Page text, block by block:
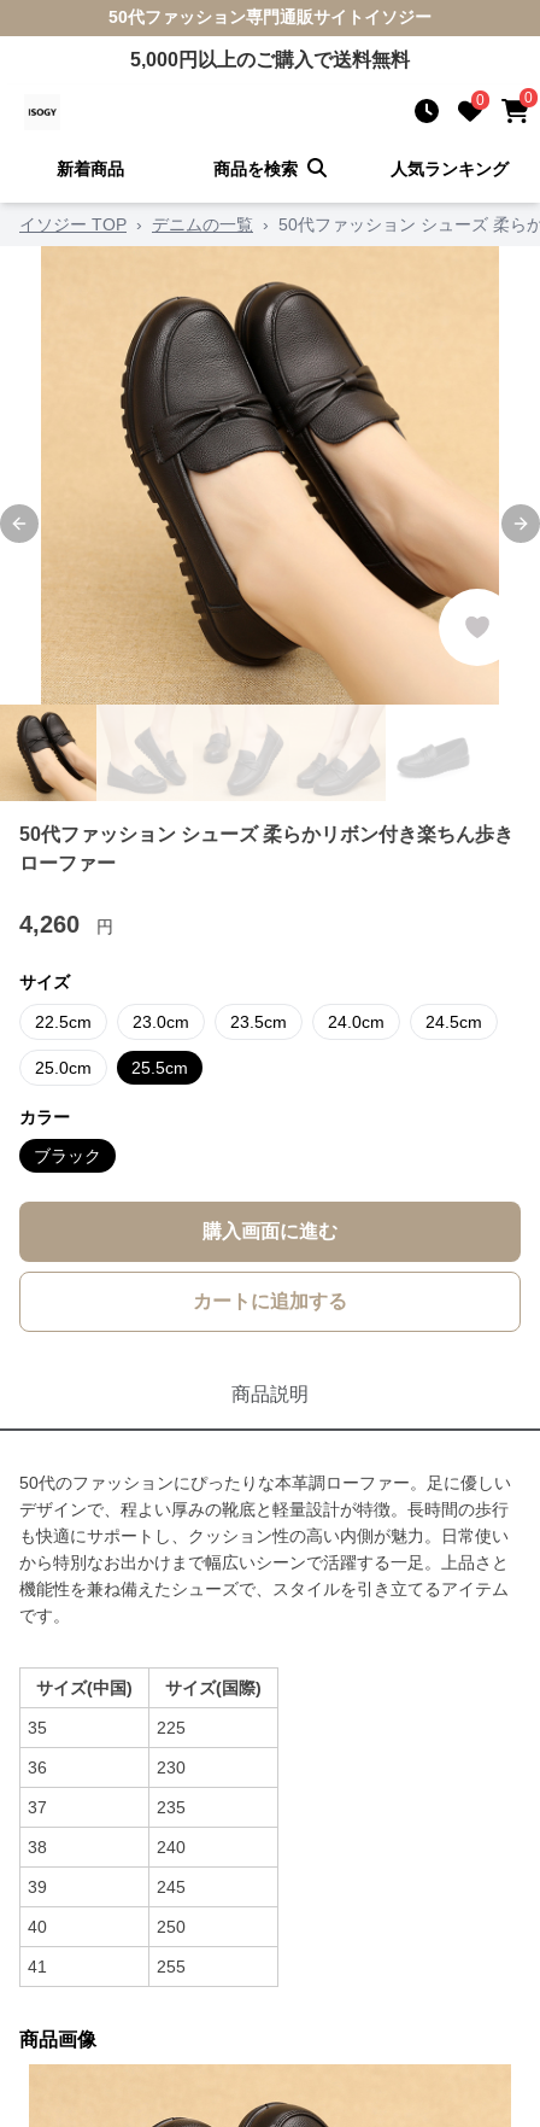
50代ファッション専門通販サイト イソジー
5,000円以上のご購入で送料無料
0 0
新着商品 商品を検索 人気ランキング
イソジー TOP › デニムの一覧 › 50代ファッション シューズ 柔ら
Previous slide
50代ファッション シューズ 柔らかリボン付き楽ちん歩き
ローファー
4,260 円
サイズ
22.5cm 23.0cm 23.5cm 24.0cm 24.5cm
25.0cm 25.5cm
カラー
ブラック
購入画面に進む
カートに追加する
商品説明
50代のファッションにぴったりな本革調ローファー。足に優しい
デザインで、程よい厚みの靴底と軽量設計が特徴。長時間の歩行
も快適にサポートし、クッション性の高い内側が魅力。日常使い
から特別なお出かけまで幅広いシーンで活躍する一足。上品さと
機能性を兼ね備えたシューズで、スタイルを引き立てるアイテム
です。
サイズ(中国) サイズ(国際)
35 225
36 230
37 235
38 240
39 245
40 250
41 255
商品画像